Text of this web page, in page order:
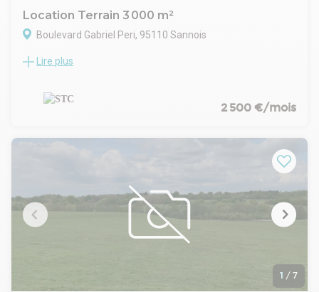
Location Terrain 3 000 m²
Boulevard Gabriel Peri, 95110 Sannois
STC vous propose à la location un terrain idéalement placé
extérieur de marchandises ou de véhicules à Sannois dans le
Val d'Oise.
Possibilité d'avoir de l'eau et de l'électricité.
Proximité gare de sannois et autoroute A15
Terrain industriel
Stockage extérieur
Lire plus
2 500 €/mois
1 / 7